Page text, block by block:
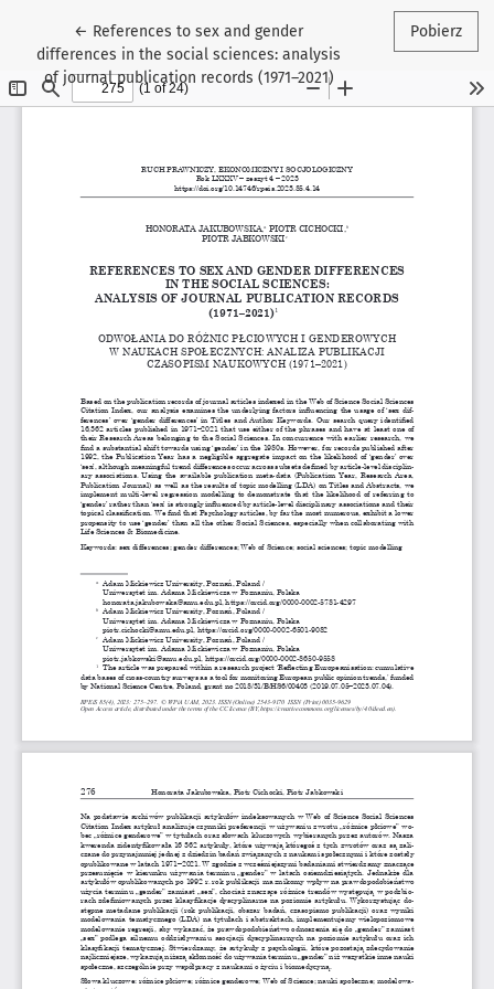
← Wróć do szczegółów artykułu
References to sex and gender
differences in the social sciences: analysis
of journal publication records (1971–2021)
Pobierz